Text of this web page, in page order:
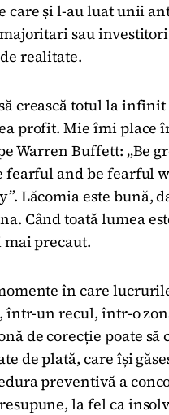
care și l-au luat unii
sau investitori
realitate.
crească totul la
profit. Mie îmi place
Warren Buffett: „Be
fearful and be fearful
Lăcomia este bună,
Când toată lumea
precaut.
în care
într-un recul, într-o
de corecție poate să
de plată, care își
preventivă a
la fel ca